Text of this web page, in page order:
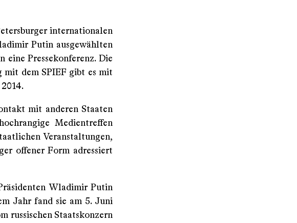
internationalen
Putin ausgewählten
Pressekonferenz. Die
mit dem SPIEF gibt es mit
mit anderen Staaten
Medientreffen
Veranstaltungen,
offener Form adressiert
Wladimir Putin
Jahr fand sie am 5. Juni
russischen Staatskonzern